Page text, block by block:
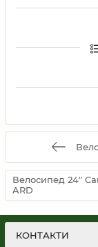
Велосипед 24"
ARD
КОНТАКТИ